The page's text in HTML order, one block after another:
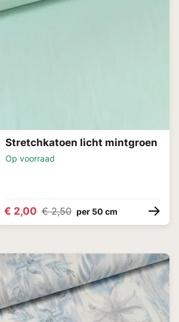
Stretchkatoen licht mintgroen
Op voorraad
€ 2,00 € 2,50 per 50 cm